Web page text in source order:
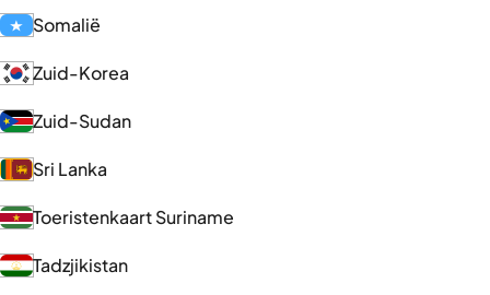
Somalië
Zuid-Korea
Zuid-Sudan
Sri Lanka
Toeristenkaart Suriname
Tadzjikistan